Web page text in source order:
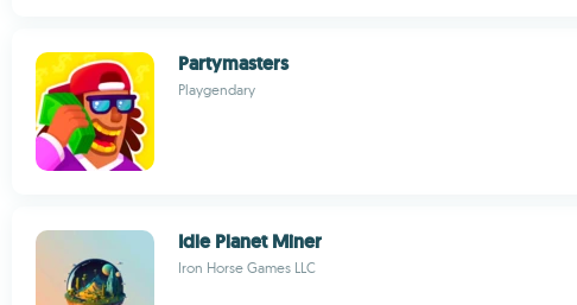
Partymasters
Playgendary
Idle Planet Miner
Iron Horse Games LLC